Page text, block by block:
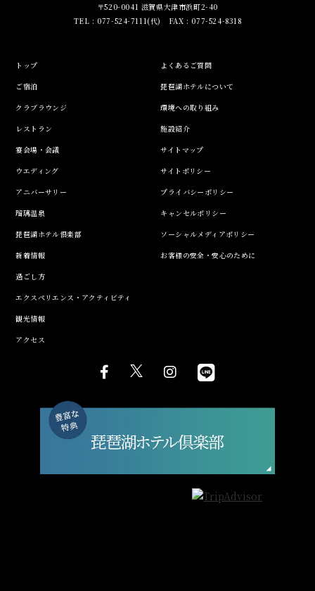
〒520-0041 滋賀県大津市浜町2-40
TEL : 077-524-7111(代) FAX : 077-524-8318
トップ
ご宿泊
クラブラウンジ
レストラン
宴会場・会議
ウエディング
アニバーサリー
瑠璃温泉
琵琶湖ホテル倶楽部
新着情報
過ごし方
エクスペリエンス・アクティビティ
観光情報
アクセス
よくあるご質問
琵琶湖ホテルについて
環境への取り組み
施設紹介
サイトマップ
サイトポリシー
プライバシーポリシー
キャンセルポリシー
ソーシャルメディアポリシー
お客様の安全・安心のために